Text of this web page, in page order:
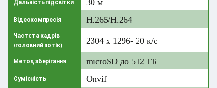
Дальність підсвітки 30 м
Відеокомпресія H.265/H.264
Частота кадрів
(головний потік)
2304 x 1296- 20 к/с
Метод зберігання microSD до 512 ГБ
Сумісність Onvif